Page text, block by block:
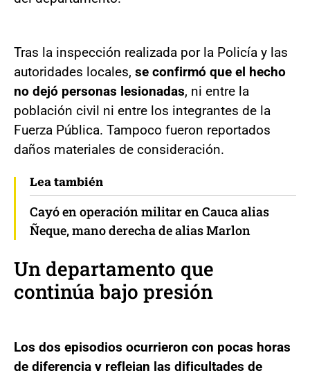
Tras la inspección realizada por la Policía y las
autoridades locales, se confirmó que el hecho
no dejó personas lesionadas, ni entre la
población civil ni entre los integrantes de la
Fuerza Pública. Tampoco fueron reportados
daños materiales de consideración.
Lea también
Cayó en operación militar en Cauca alias
Ñeque, mano derecha de alias Marlon
Un departamento que
continúa bajo presión
Los dos episodios ocurrieron con pocas horas
de diferencia y reflejan las dificultades de